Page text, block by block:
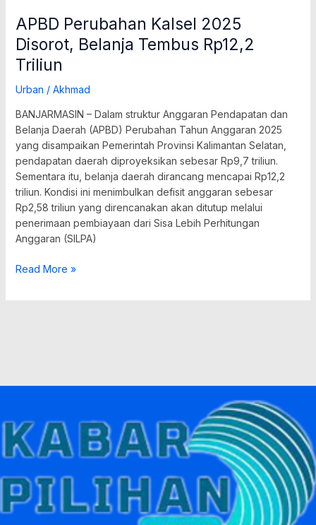
APBD Perubahan Kalsel 2025
Disorot, Belanja Tembus Rp12,2
Triliun
Urban / Akhmad
BANJARMASIN – Dalam struktur Anggaran Pendapatan dan
Belanja Daerah (APBD) Perubahan Tahun Anggaran 2025
yang disampaikan Pemerintah Provinsi Kalimantan Selatan,
pendapatan daerah diproyeksikan sebesar Rp9,7 triliun.
Sementara itu, belanja daerah dirancang mencapai Rp12,2
triliun. Kondisi ini menimbulkan defisit anggaran sebesar
Rp2,58 triliun yang direncanakan akan ditutup melalui
penerimaan pembiayaan dari Sisa Lebih Perhitungan
Anggaran (SILPA)
Read More »